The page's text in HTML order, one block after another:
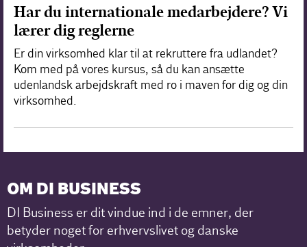
Har du internationale medarbejdere? Vi
lærer dig reglerne
Er din virksomhed klar til at rekruttere fra udlandet?
Kom med på vores kursus, så du kan ansætte
udenlandsk arbejdskraft med ro i maven for dig og din
virksomhed.
OM DI BUSINESS
DI Business er dit vindue ind i de emner, der
betyder noget for erhvervslivet og danske